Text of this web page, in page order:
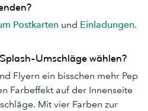
Postkarten und Einladungen.
Umschläge wählen?
Flyern ein bisschen mehr Pep
Farbeffekt auf der Innenseite
Mit vier Farben zur